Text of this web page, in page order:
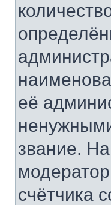
её
звание.
счётчика